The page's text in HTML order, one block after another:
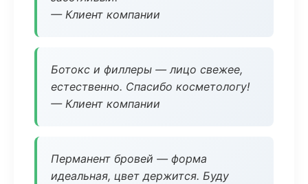
— Клиент компании
Ботокс и филлеры — лицо свежее,
естественно. Спасибо косметологу!
— Клиент компании
Перманент бровей — форма
идеальная, цвет держится. Буду